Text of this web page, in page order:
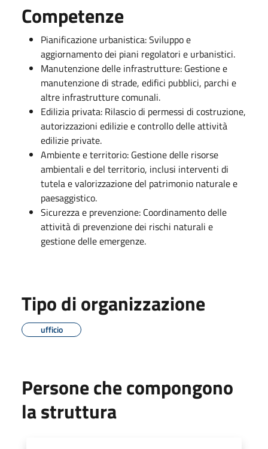
Competenze
Pianificazione urbanistica: Sviluppo e
aggiornamento dei piani regolatori e urbanistici.
Manutenzione delle infrastrutture: Gestione e
manutenzione di strade, edifici pubblici, parchi e
altre infrastrutture comunali.
Edilizia privata: Rilascio di permessi di costruzione,
autorizzazioni edilizie e controllo delle attività
edilizie private.
Ambiente e territorio: Gestione delle risorse
ambientali e del territorio, inclusi interventi di
tutela e valorizzazione del patrimonio naturale e
paesaggistico.
Sicurezza e prevenzione: Coordinamento delle
attività di prevenzione dei rischi naturali e
gestione delle emergenze.
Tipo di organizzazione
ufficio
Persone che compongono
la struttura